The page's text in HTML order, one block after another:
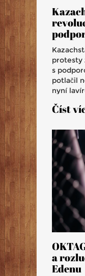
protesty
s
potlačil
nyní
Číst
a
Edenu